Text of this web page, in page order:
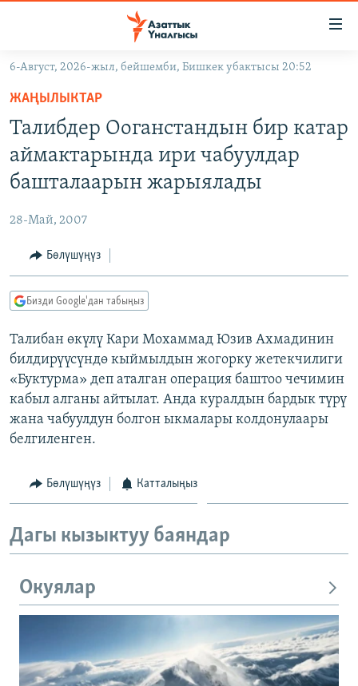
Навигацияга
өтүңүз
Издөөгө
салыңыз
КЫРГЫЗСТАН
КЫРГЫЗСТАН
МАДАНИЯТ
УКРАИНА
ТВ ПРОГРАММАЛАР
БҮГҮН АЗАТТЫКТА
ДАНИСТЕ
АЗАТТЫК+
ЫҢГАЙСЫЗ СУРООЛОР
ПОДКАСТ
Русский
ОНЛАЙН ШЕРИНЕ
ЭЕ/АРнун бардык сайттары
6-Август, 2026-жыл, бейшемби, Бишкек убактысы 20:52
ЖАҢЫЛЫКТАР
Талибдер Ооганстандын бир катар
аймактарында ири чабуулдар
башталаарын жарыялады
28-Май, 2007
Бөлүшүңүз
Бизди Google'дан табыңыз
Талибан өкүлү Кари Мохаммад Юзив Ахмадинин
билдирүүсүндө кыймылдын жогорку жетекчилиги
«Буктурма» деп аталган операция баштоо чечимин
кабыл алганы айтылат. Анда куралдын бардык түрү
жана чабуулдун болгон ыкмалары колдонулаары
белгиленген.
Бөлүшүңүз Катталыңыз
Дагы кызыктуу баяндар
Окуялар